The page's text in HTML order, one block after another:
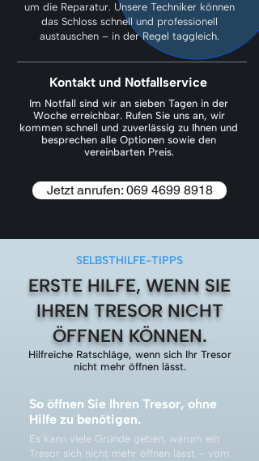
um die Reparatur. Unsere Techniker können
das Schloss schnell und professionell
austauschen – in der Regel taggleich.
Kontakt und Notfallservice
Im Notfall sind wir an sieben Tagen in der
Woche erreichbar. Rufen Sie uns an, wir
kommen schnell und zuverlässig zu Ihnen und
besprechen alle Optionen sowie den
vereinbarten Preis.
Jetzt anrufen: 069 4699 8918
SELBSTHILFE-TIPPS
ERSTE HILFE, WENN SIE
IHREN TRESOR NICHT
ÖFFNEN KÖNNEN.
Hilfreiche Ratschläge, wenn sich Ihr Tresor
nicht mehr öffnen lässt.
So öffnen Sie Ihren Tresor, ohne
Hilfe zu benötigen.
Es kann viele Gründe geben, warum ein
Tresor sich nicht mehr öffnen lässt – vom